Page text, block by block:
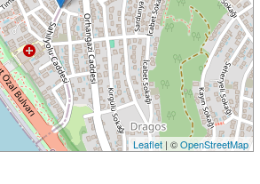
Leaflet| ©OpenStreetMap